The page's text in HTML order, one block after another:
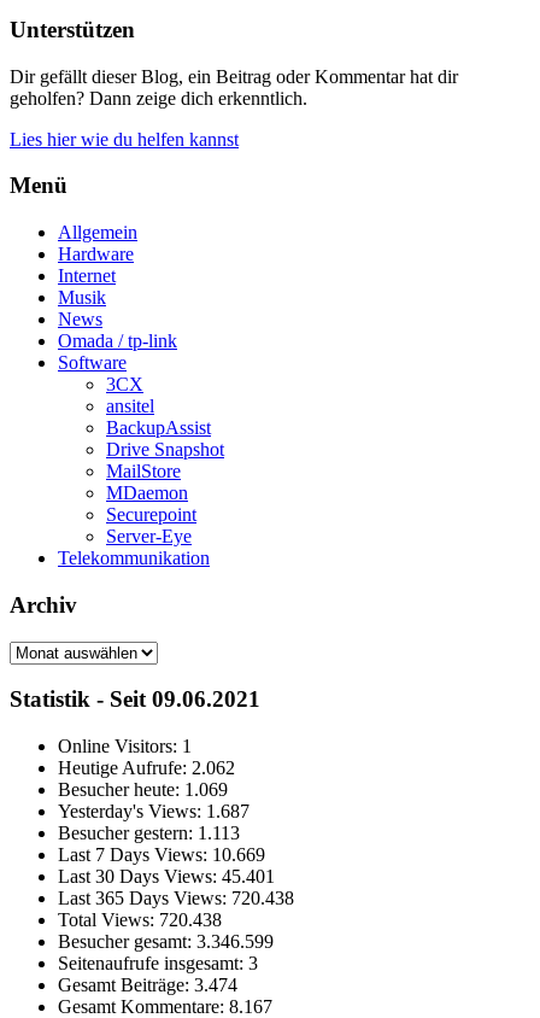
Unterstützen
Dir gefällt dieser Blog, ein Beitrag oder Kommentar hat dir
geholfen? Dann zeige dich erkenntlich.
Lies hier wie du helfen kannst
Menü
Allgemein
Hardware
Internet
Musik
News
Omada / tp-link
Software
3CX
ansitel
BackupAssist
Drive Snapshot
MailStore
MDaemon
Securepoint
Server-Eye
Telekommunikation
Archiv
Archiv
Statistik - Seit 09.06.2021
Online Visitors: 1
Heutige Aufrufe: 2.062
Besucher heute: 1.069
Yesterday's Views: 1.687
Besucher gestern: 1.113
Last 7 Days Views: 10.669
Last 30 Days Views: 45.401
Last 365 Days Views: 720.438
Total Views: 720.438
Besucher gesamt: 3.346.599
Seitenaufrufe insgesamt: 3
Gesamt Beiträge: 3.474
Gesamt Kommentare: 8.167